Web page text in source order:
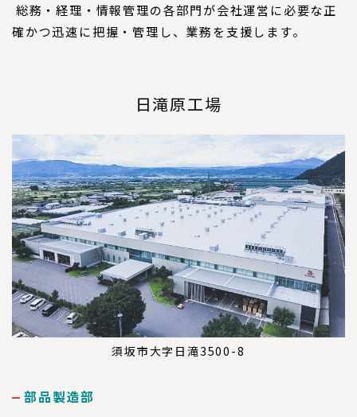
総務・経理・情報管理の各部門が会社運営に必要な正
確かつ迅速に把握・管理し、業務を支援します。
日滝原工場
須坂市大字日滝3500-8
部品製造部